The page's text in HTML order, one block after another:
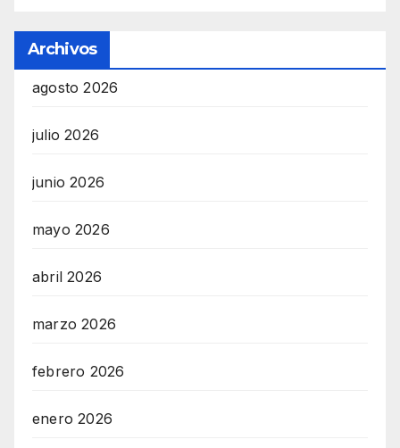
Archivos
agosto 2026
julio 2026
junio 2026
mayo 2026
abril 2026
marzo 2026
febrero 2026
enero 2026